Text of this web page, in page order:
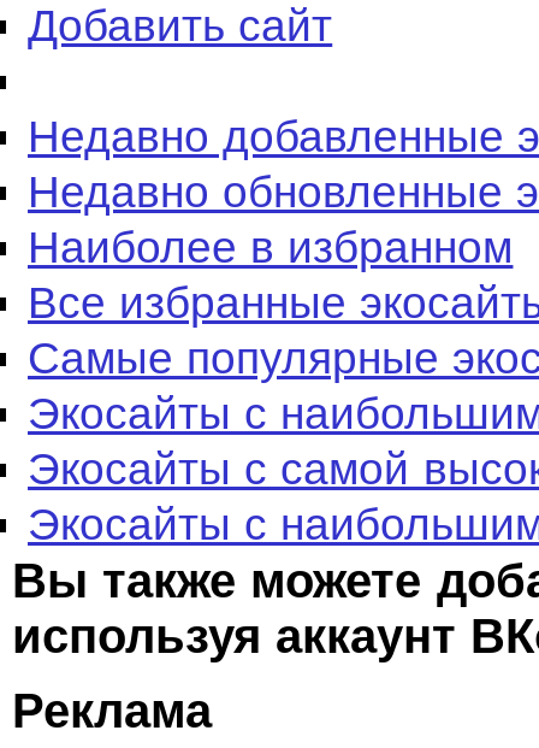
Добавить сайт
Недавно добавленные
Недавно обновленные
Наиболее в избранном
Все избранные
Самые популярные
Экосайты с
Экосайты с самой
Экосайты с
Вы также можете
используя аккаунт
Реклама